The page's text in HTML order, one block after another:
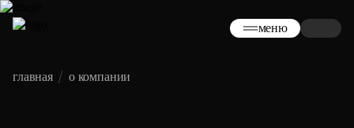
меню
главная о компании